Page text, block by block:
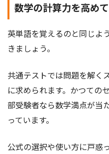
数学の計算力を高め
英単語を覚えるのと同じよ
きましょう。
共通テストでは問題を解く
に求められます。かつての
部受験者なら数学満点が当
っています。
公式の選択や使い方に戸惑